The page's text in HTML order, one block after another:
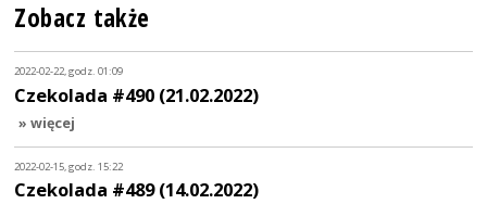
Zobacz także
2022-02-22, godz. 01:09
Czekolada #490 (21.02.2022)
» więcej
2022-02-15, godz. 15:22
Czekolada #489 (14.02.2022)